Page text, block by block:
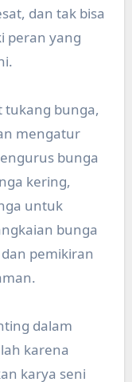
dan tak bisa
peran yang
tukang bunga,
mengatur
bunga
kering,
untuk
bunga
pemikiran
dalam
karena
karya seni